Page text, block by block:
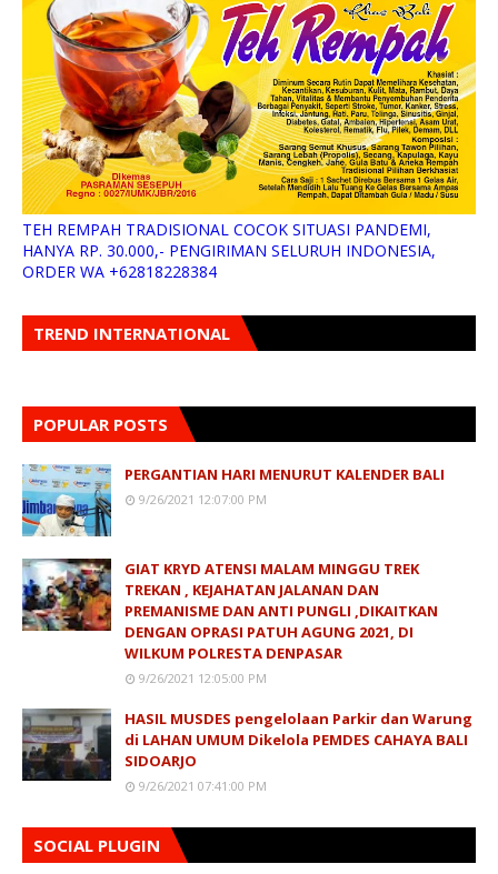
TEH REMPAH TRADISIONAL COCOK SITUASI PANDEMI,
HANYA RP. 30.000,- PENGIRIMAN SELURUH INDONESIA,
ORDER WA +62818228384
TREND INTERNATIONAL
POPULAR POSTS
PERGANTIAN HARI MENURUT KALENDER BALI
9/26/2021 12:07:00 PM
GIAT KRYD ATENSI MALAM MINGGU TREK
TREKAN , KEJAHATAN JALANAN DAN
PREMANISME DAN ANTI PUNGLI ,DIKAITKAN
DENGAN OPRASI PATUH AGUNG 2021, DI
WILKUM POLRESTA DENPASAR
9/26/2021 12:05:00 PM
HASIL MUSDES pengelolaan Parkir dan Warung
di LAHAN UMUM Dikelola PEMDES CAHAYA BALI
SIDOARJO
9/26/2021 07:41:00 PM
SOCIAL PLUGIN